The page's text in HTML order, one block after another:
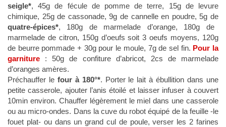
seigle*, 45g de fécule de pomme de terre, 15g de levure
chimique, 25g de cassonade, 9g de cannelle en poudre, 5g de
quatre-épices*, 180g de marmelade d’orange, 180g de
marmelade de citron, 150g d’oeufs soit 3 oeufs moyens, 120g
de beurre pommade + 30g pour le moule, 7g de sel fin. Pour la
garniture : 50g de confiture d’abricot, 2cs de marmelade
d’oranges amères.
Préchauffer lefour à 180°*. Porter le lait à ébullition dans une
petite casserole, ajouter l’anis étoilé et laisser infuser à couvert
10min environ. Chauffer légèrement le miel dans une casserole
ou au micro-ondes. Dans la cuve du robot équipé de la feuille -le
fouet plat- ou dans un grand cul de poule, verser les 2 farines